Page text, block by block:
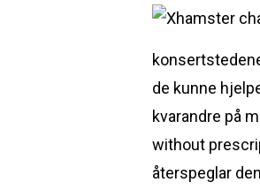
de kunne
kvarandre på
without
återspeglar